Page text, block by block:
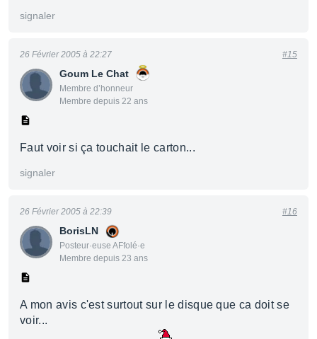
signaler
Goum Le Chat
Membre d’honneur
Membre depuis 22 ans
26 Février 2005 à 22:27 #15
Faut voir si ça touchait le carton...
signaler
BorisLN
Posteur·euse AFfolé·e
Membre depuis 23 ans
26 Février 2005 à 22:39 #16
A mon avis c'est surtout sur le disque que ca doit se
voir...